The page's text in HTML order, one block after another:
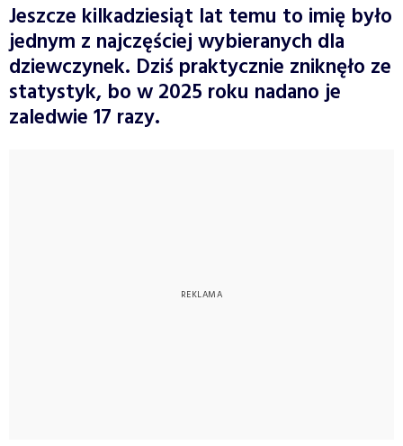
Jeszcze kilkadziesiąt lat temu to imię było
jednym z najczęściej wybieranych dla
dziewczynek. Dziś praktycznie zniknęło ze
statystyk, bo w 2025 roku nadano je
zaledwie 17 razy.